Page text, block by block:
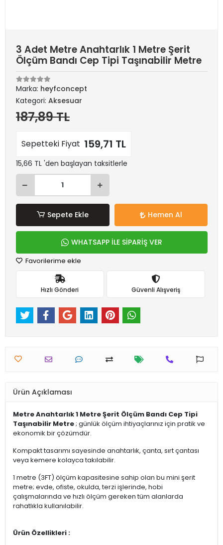
3 Adet Metre Anahtarlık 1 Metre Şerit
Ölçüm Bandı Cep Tipi Taşınabilir Metre
Marka: heyfconcept
Kategori: Aksesuar
187,89 TL
Sepetteki Fiyat 159,71 TL
15,66 TL 'den başlayan taksitlerle
Sepete Ekle Hemen Al
WHATSAPP İLE SİPARİŞ VER
Favorilerime ekle
Hızlı Gönderi Güvenli Alışveriş
Ürün Açıklaması
Metre Anahtarlık 1 Metre Şerit Ölçüm Bandı Cep Tipi
Taşınabilir Metre; günlük ölçüm ihtiyaçlarınız için pratik ve
ekonomik bir çözümdür.
Kompakt tasarımı sayesinde anahtarlık, çanta, sırt çantası
veya kemere kolayca takılabilir.
1 metre (3FT) ölçüm kapasitesine sahip olan bu mini şerit
metre; evde, ofiste, okulda, terzi işlerinde, hobi
çalışmalarında ve hızlı ölçüm gereken tüm alanlarda
rahatlıkla kullanılabilir.
Ürün Özellikleri :